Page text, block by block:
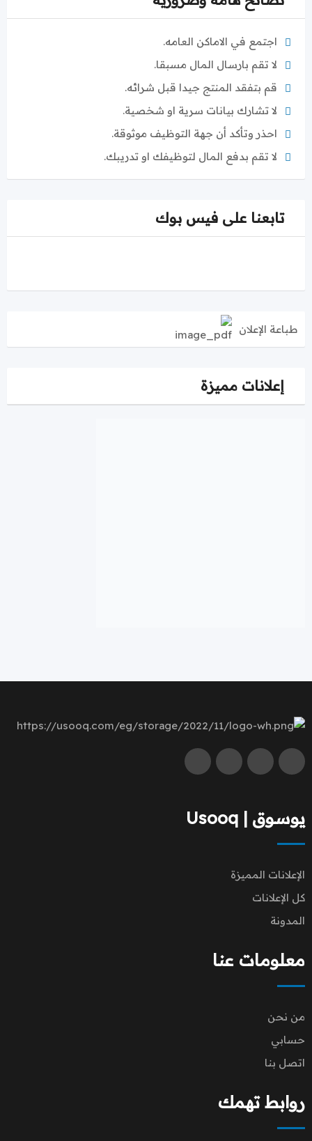
اجتمع في الاماكن العامه.
لا تقم بارسال المال مسبقا.
قم بتفقد المنتج جيدا قبل شرائه.
لا تشارك بيانات سرية او شخصية.
احذر وتأكد أن جهة التوظيف موثوقة.
لا تقم بدفع المال لتوظيفك او تدريبك.
تابعنا على فيس بوك
طباعة الإعلان
إعلانات مميزة
يوسوق | Usooq
الإعلانات المميزة
كل الإعلانات
المدونة
معلومات عنا
من نحن
حسابي
اتصل بنا
روابط تهمك